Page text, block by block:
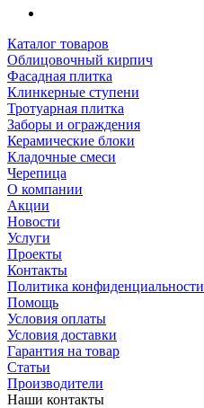
Каталог товаров
Облицовочный кирпич
Фасадная плитка
Клинкерные ступени
Тротуарная плитка
Заборы и ограждения
Керамические блоки
Кладочные смеси
Черепица
О компании
Акции
Новости
Услуги
Проекты
Контакты
Политика конфиденциальности
Помощь
Условия оплаты
Условия доставки
Гарантия на товар
Статьи
Производители
Наши контакты